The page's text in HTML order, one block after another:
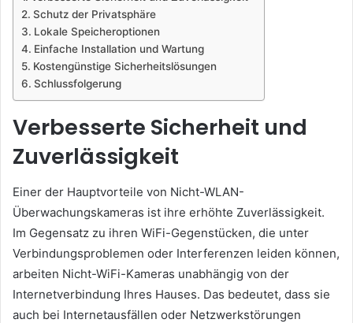
Schutz der Privatsphäre
Lokale Speicheroptionen
Einfache Installation und Wartung
Kostengünstige Sicherheitslösungen
Schlussfolgerung
Verbesserte Sicherheit und
Zuverlässigkeit
Einer der Hauptvorteile von Nicht-WLAN-
Überwachungskameras ist ihre erhöhte Zuverlässigkeit.
Im Gegensatz zu ihren WiFi-Gegenstücken, die unter
Verbindungsproblemen oder Interferenzen leiden können,
arbeiten Nicht-WiFi-Kameras unabhängig von der
Internetverbindung Ihres Hauses. Das bedeutet, dass sie
auch bei Internetausfällen oder Netzwerkstörungen